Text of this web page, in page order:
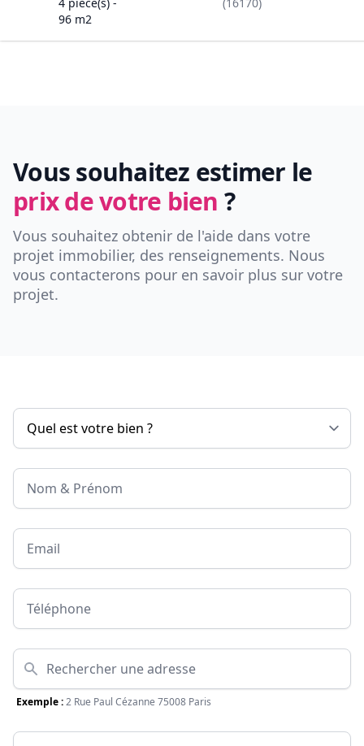
4 pièce(s) -
96 m2
(16170)
Vous souhaitez estimer le
prix de votre bien ?
Vous souhaitez obtenir de l'aide dans votre
projet immobilier, des renseignements. Nous
vous contacterons pour en savoir plus sur votre
projet.
Nom & Prénom
Email
Téléphone
Adresse
Exemple :2 Rue Paul Cézanne 75008 Paris
Surface